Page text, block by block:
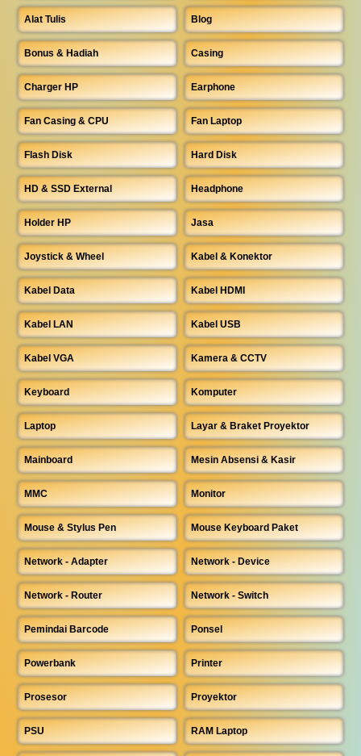
Alat Tulis Blog
Bonus & Hadiah Casing
Charger HP Earphone
Fan Casing & CPU Fan Laptop
Flash Disk Hard Disk
HD & SSD External Headphone
Holder HP Jasa
Joystick & Wheel Kabel & Konektor
Kabel Data Kabel HDMI
Kabel LAN Kabel USB
Kabel VGA Kamera & CCTV
Keyboard Komputer
Laptop Layar & Braket Proyektor
Mainboard Mesin Absensi & Kasir
MMC Monitor
Mouse & Stylus Pen Mouse Keyboard Paket
Network - Adapter Network - Device
Network - Router Network - Switch
Pemindai Barcode Ponsel
Powerbank Printer
Prosesor Proyektor
PSU RAM Laptop